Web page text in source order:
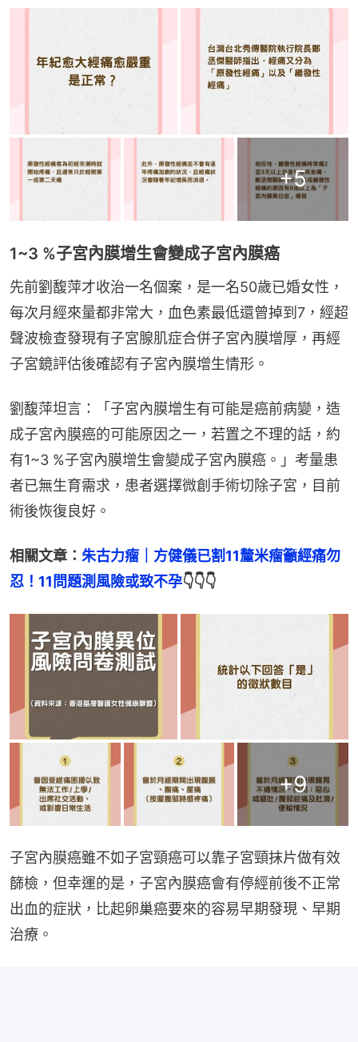
+5
1~3 %子宮內膜增生會變成子宮內膜癌
先前劉馥萍才收治一名個案，是一名50歲已婚女性，
每次月經來量都非常大，血色素最低還曾掉到7，經超
聲波檢查發現有子宮腺肌症合併子宮內膜增厚，再經
子宮鏡評估後確認有子宮內膜增生情形。
劉馥萍坦言：「子宮內膜增生有可能是癌前病變，造
成子宮內膜癌的可能原因之一，若置之不理的話，約
有1~3 %子宮內膜增生會變成子宮內膜癌。」考量患
者已無生育需求，患者選擇微創手術切除子宮，目前
術後恢復良好。
相關文章： 朱古力瘤｜方健儀已割11釐米瘤籲經痛勿
忍！11問題測風險或致不孕👇👇👇
+9
子宮內膜癌雖不如子宮頸癌可以靠子宮頸抹片做有效
篩檢，但幸運的是，子宮內膜癌會有停經前後不正常
出血的症狀，比起卵巢癌要來的容易早期發現、早期
治療。